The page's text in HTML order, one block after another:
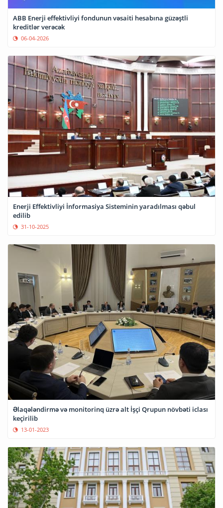
ABB Enerji effektivliyi fondunun vəsaiti hesabına güzəştli
kreditlər verəcək
06-04-2026
Enerji Effektivliyi İnformasiya Sisteminin yaradılması qəbul
edilib
31-10-2025
Əlaqələndirmə və monitorinq üzrə alt İşçi Qrupun növbəti iclası
keçirilib
13-01-2023